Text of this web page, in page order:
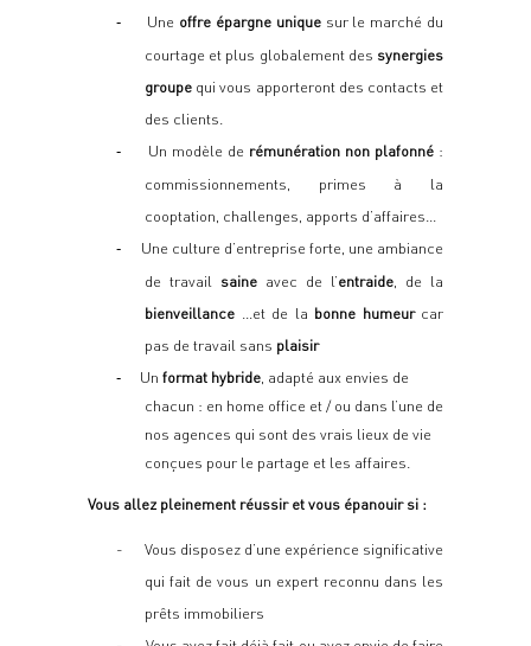
- Une offre épargne unique sur le marché du
courtage et plus globalement des synergies
groupe qui vous apporteront des contacts et
des clients.
- Un modèle de rémunération non plafonné :
commissionnements, primes à la
cooptation, challenges, apports d’affaires…
- Une culture d’entreprise forte, une ambiance
de travail saine avec de l’entraide , de la
bienveillance
…et de la bonne humeurcar
pas de travail sans plaisir
- Un format hybride , adapté aux envies de
chacun : en home office et / ou dans l’une de
nos agences qui sont des vrais lieux de vie
conçues pour le partage et les affaires.
Vous allez pleinement réussir et vous épanouir si :
-
Vous disposez d’une expérience significative
qui fait de vous un expert reconnu dans les
prêts immobiliers